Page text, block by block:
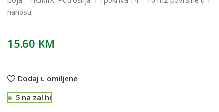
nanosu.
15.60 KM
Dodaj u omiljene
5 na zalihi